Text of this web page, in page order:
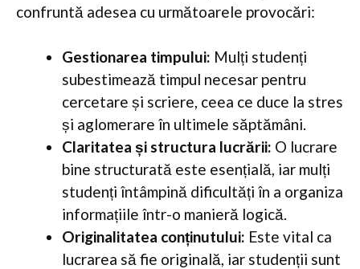
confruntă adesea cu următoarele provocări:
Gestionarea timpului: Mulți studenți
subestimează timpul necesar pentru
cercetare și scriere, ceea ce duce la stres
și aglomerare în ultimele săptămâni.
Claritatea și structura lucrării: O lucrare
bine structurată este esențială, iar mulți
studenți întâmpină dificultăți în a organiza
informațiile într-o manieră logică.
Originalitatea conținutului: Este vital ca
lucrarea să fie originală, iar studenții sunt